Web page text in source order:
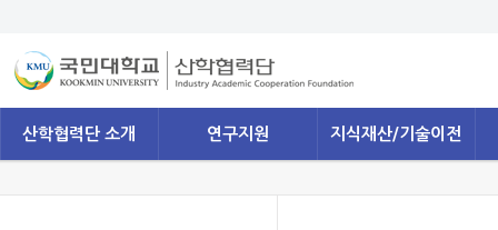
산학협력단 소개 연구지원 지식재산/기술이전